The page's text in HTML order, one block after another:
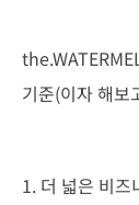
기준(이자 해보
1. 더 넓은 비즈